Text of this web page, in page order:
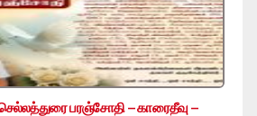
பரஞ்சோதி – காரைதீவு –